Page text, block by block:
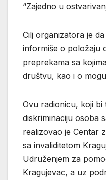
“Zajedno u
Cilj organizatora je
informiše o položaju
preprekama sa
društvu, kao i o
Ovu radionicu, koji bi
diskriminaciju osoba
realizovao je Centar
sa invaliditetom
Udruženjem za
Kragujevac, a uz